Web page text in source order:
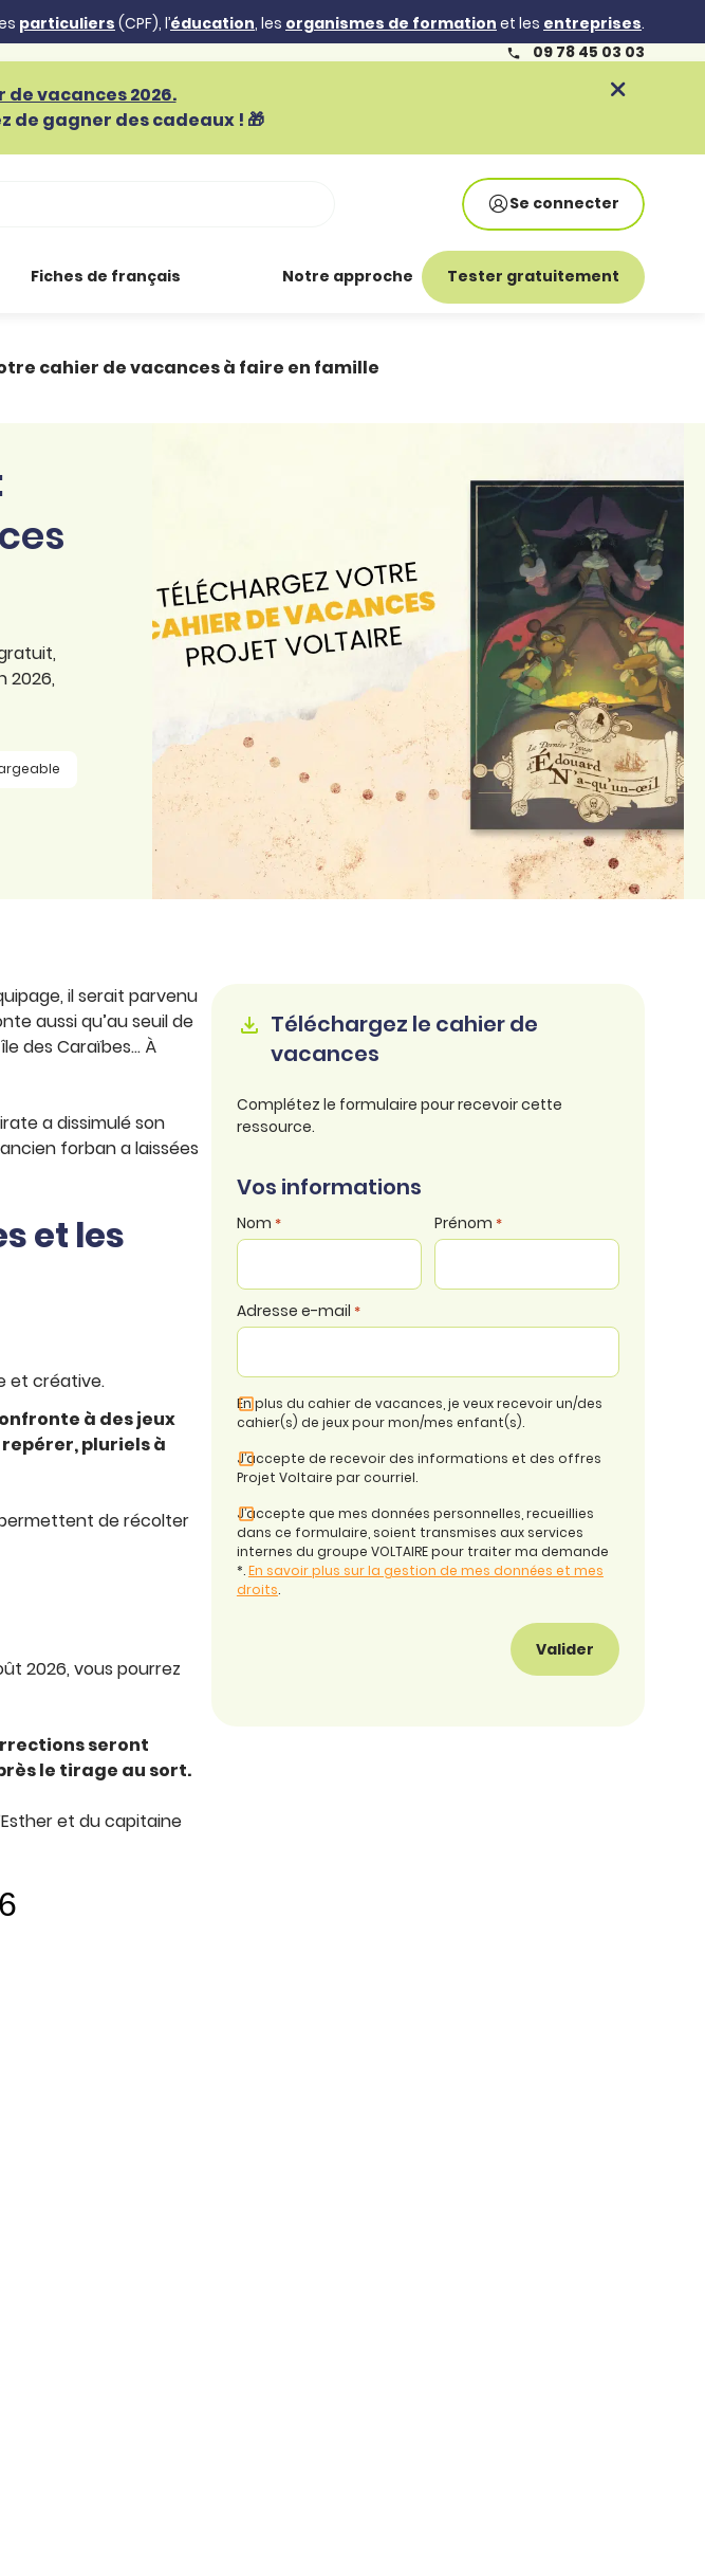
particuliers (CPF), l’éducation, les organismes de formation et les entreprises.
09 78 45 03 03
vacances 2026.
de gagner des cadeaux ! 🎁
Se connecter
Fiches de français Notre approche Tester gratuitement
cahier de vacances à faire en famille
2026,
il serait parvenu
aussi qu’au seuil de
des Caraïbes… À
a dissimulé son
forban a laissées
et les
et créative.
à des jeux
pluriels à
de récolter
2026, vous pourrez
seront
le tirage au sort.
et du capitaine
Téléchargez le cahier de
vacances
Complétez le formulaire pour recevoir cette
ressource.
Vos informations
Nom * Prénom *
Adresse e-mail *
En plus du cahier de vacances, je veux recevoir un/des
cahier(s) de jeux pour mon/mes enfant(s).
J’accepte de recevoir des informations et des offres
Projet Voltaire par courriel.
J’accepte que mes données personnelles, recueillies
dans ce formulaire, soient transmises aux services
internes du groupe VOLTAIRE pour traiter ma demande
*.En savoir plus sur la gestion de mes données et mes
droits.